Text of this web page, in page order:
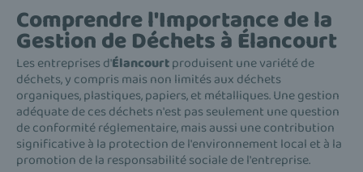
Comprendre l'Importance de la
Gestion de Déchets à Élancourt
Les entreprises d'Élancourtproduisent une variété de
déchets, y compris mais non limités aux déchets
organiques, plastiques, papiers, et métalliques. Une gestion
adéquate de ces déchets n'est pas seulement une question
de conformité réglementaire, mais aussi une contribution
significative à la protection de l'environnement local et à la
promotion de la responsabilité sociale de l'entreprise.